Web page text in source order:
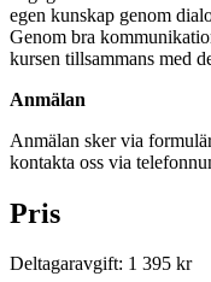
egen kunskap genom
Genom bra
kursen tillsammans med
Anmälan
Anmälan sker via
kontakta oss via
Pris
Deltagaravgift: 1 395 kr